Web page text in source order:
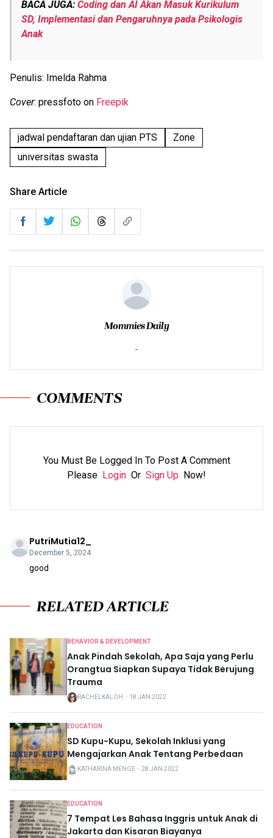
BACA JUGA: Coding dan AI Akan Masuk Kurikulum
SD, Implementasi dan Pengaruhnya pada Psikologis
Anak
Penulis: Imelda Rahma
Cover: pressfoto on Freepik
jadwal pendaftaran dan ujian PTS
Zone
universitas swasta
Share Article
Mommies Daily
-
COMMENTS
You Must Be Logged In To Post A Comment
Please Login Or Sign Up Now!
PutriMutia12_
December 5, 2024
good
RELATED ARTICLE
BEHAVIOR & DEVELOPMENT
Anak Pindah Sekolah, Apa Saja yang Perlu
Orangtua Siapkan Supaya Tidak Berujung
Trauma
RACHELKALOH ・ 18 JAN 2022
EDUCATION
SD Kupu-Kupu, Sekolah Inklusi yang
Mengajarkan Anak Tentang Perbedaan
KATHARINA MENGE ・ 28 JAN 2022
EDUCATION
7 Tempat Les Bahasa Inggris untuk Anak di
Jakarta dan Kisaran Biayanya